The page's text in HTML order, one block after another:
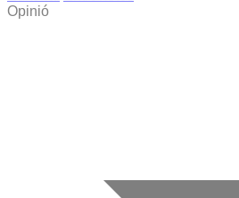
Opinió